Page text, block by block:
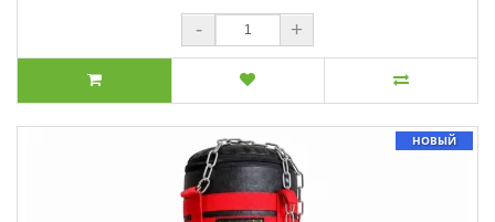
- +
НОВЫЙ